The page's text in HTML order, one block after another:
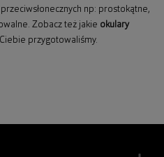
np: prostokątne,
Zobacz też jakie okulary
przygotowaliśmy.